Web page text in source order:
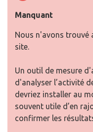
Manquant
Nous n'avons trouvé
site.
Un outil de mesure
d'analyser l’activité
devriez installer au
souvent utile d’en
confirmer les